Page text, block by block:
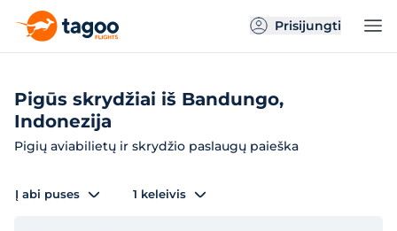
Prisijungti
Pigūs skrydžiai iš Bandungo,
Indonezija
Pigių aviabilietų ir skrydžio paslaugų paieška
Į abi puses 1 keleivis